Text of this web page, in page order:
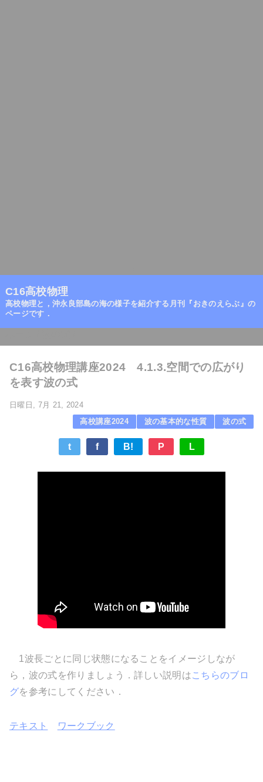
C16高校物理
高校物理と，沖永良部島の海の様子を紹介する月刊『おきのえらぶ』の
ページです．
C16高校物理講座2024 4.1.3.空間での広がり
を表す波の式
日曜日, 7月 21, 2024
高校講座2024
波の基本的な性質 波の式
t f B! P L
1波長ごとに同じ状態になることをイメージしなが
ら，波の式を作りましょう．詳しい説明はこちらのブロ
グを参考にしてください．
テキスト ワークブック